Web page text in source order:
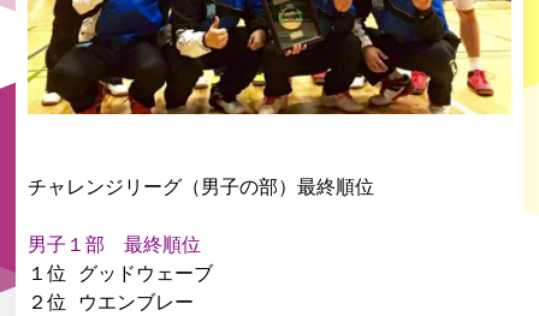
チャレンジリーグ（男子の部）最終順位
男子１部 最終順位
１位 グッドウェーブ
２位 ウエンブレー